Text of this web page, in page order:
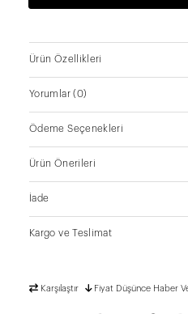
Ürün Özellikleri
Yorumlar(0)
Ödeme Seçenekleri
Ürün Önerileri
İade
Kargo ve Teslimat
Karşılaştır Fiyat Düşünce Haber